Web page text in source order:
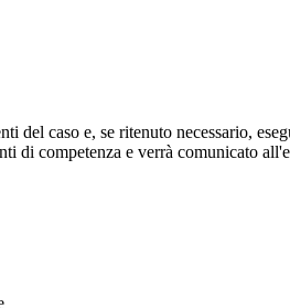
del caso e, se ritenuto necessario,
di competenza e verrà comunicato